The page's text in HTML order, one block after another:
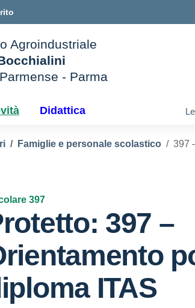
Agroindustriale
- Parma
Didattica
Famiglie e personale scolastico 397
397
397 –
ITAS